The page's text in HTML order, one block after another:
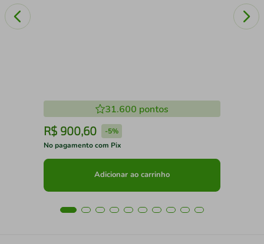
31.600 pontos
R$ 900,60 -5%
No pagamento com Pix
Adicionar ao carrinho